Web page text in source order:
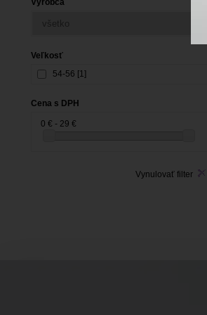
Výrobca
Veľkosť
54-56 [1]
Cena s DPH
0 € - 29 €
Vynulovať filter